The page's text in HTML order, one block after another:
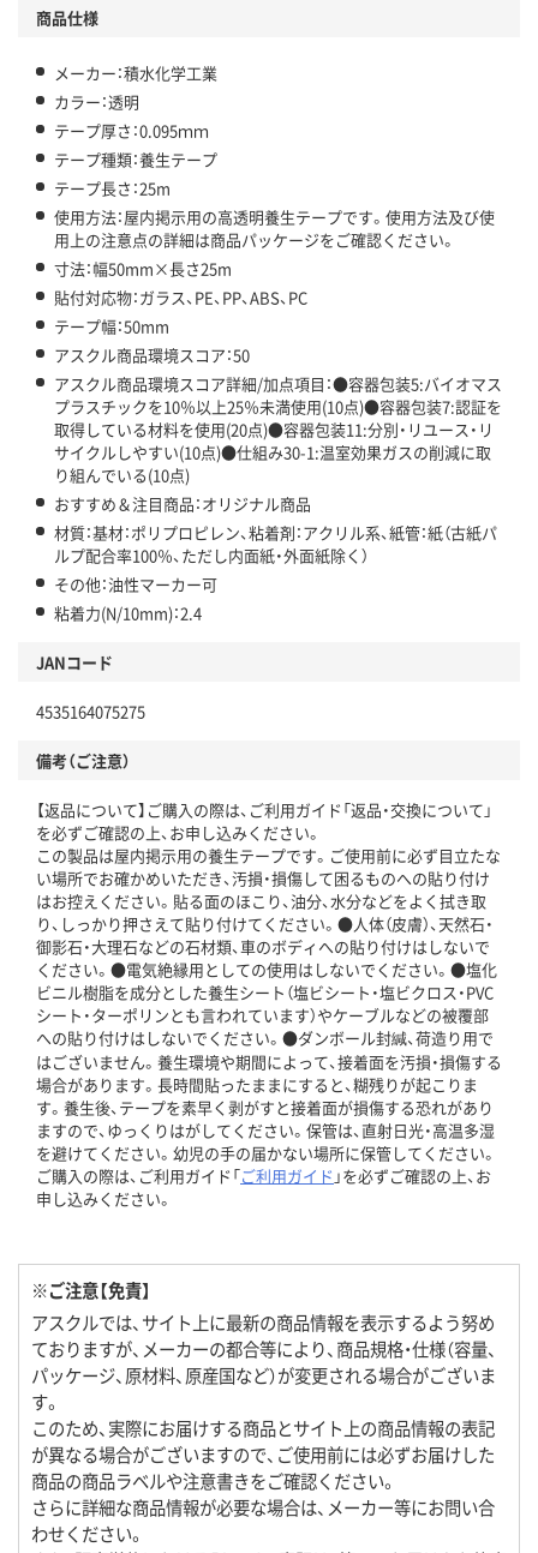
商品仕様
メーカー：積水化学工業
カラー：透明
テープ厚さ：0.095ｍｍ
テープ種類：養生テープ
テープ長さ：25m
使用方法：屋内掲示用の高透明養生テープです。使用方法及び使
用上の注意点の詳細は商品パッケージをご確認ください。
寸法：幅50mm×長さ25m
貼付対応物：ガラス、PE、PP、ABS、PC
テープ幅：50mm
アスクル商品環境スコア：50
アスクル商品環境スコア詳細/加点項目：●容器包装5:バイオマス
プラスチックを10％以上25％未満使用(10点)●容器包装7:認証を
取得している材料を使用(20点)●容器包装11:分別・リユース・リ
サイクルしやすい(10点)●仕組み30-1:温室効果ガスの削減に取
り組んでいる(10点)
おすすめ＆注目商品：オリジナル商品
材質：基材：ポリプロピレン、粘着剤：アクリル系、紙管：紙（古紙パ
ルプ配合率100％、ただし内面紙・外面紙除く）
その他：油性マーカー可
粘着力(N/10mm)：2.4
JANコード
4535164075275
備考（ご注意）
【返品について】ご購入の際は、ご利用ガイド「返品・交換について」
を必ずご確認の上、お申し込みください。
この製品は屋内掲示用の養生テープです。ご使用前に必ず目立たな
い場所でお確かめいただき、汚損・損傷して困るものへの貼り付け
はお控えください。貼る面のほこり、油分、水分などをよく拭き取
り、しっかり押さえて貼り付けてください。●人体（皮膚）、天然石・
御影石・大理石などの石材類、車のボディへの貼り付けはしないで
ください。●電気絶縁用としての使用はしないでください。●塩化
ビニル樹脂を成分とした養生シート（塩ビシート・塩ビクロス・PVC
シート・ターポリンとも言われています）やケーブルなどの被覆部
への貼り付けはしないでください。●ダンボール封緘、荷造り用で
はございません。養生環境や期間によって、接着面を汚損・損傷する
場合があります。長時間貼ったままにすると、糊残りが起こりま
す。養生後、テープを素早く剥がすと接着面が損傷する恐れがあり
ますので、ゆっくりはがしてください。保管は、直射日光・高温多湿
を避けてください。幼児の手の届かない場所に保管してください。
ご購入の際は、ご利用ガイド「ご利用ガイド 」を必ずご確認の上、お
申し込みください。
※ご注意【免責】
アスクルでは、サイト上に最新の商品情報を表示するよう努め
ておりますが、メーカーの都合等により、商品規格・仕様（容量、
パッケージ、原材料、原産国など）が変更される場合がございま
す。
このため、実際にお届けする商品とサイト上の商品情報の表記
が異なる場合がございますので、ご使用前には必ずお届けした
商品の商品ラベルや注意書きをご確認ください。
さらに詳細な商品情報が必要な場合は、メーカー等にお問い合
わせください。